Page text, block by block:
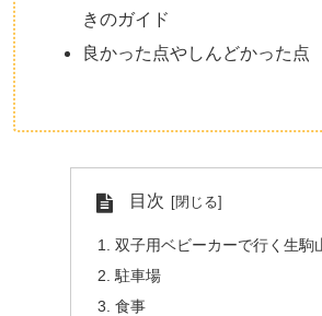
きのガイド
良かった点やしんどかった点
目次
双子用ベビーカーで行く生駒
駐車場
食事